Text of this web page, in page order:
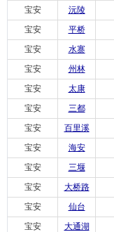
宝安
沅陵
宝安
平桥
宝安
水寨
宝安
州林
宝安
太康
宝安
三都
宝安
百里溪
宝安
海安
宝安
三堰
宝安
大桥路
宝安
仙台
宝安
大通湖